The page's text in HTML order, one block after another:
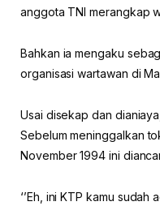
anggota TNI merangkap
Bahkan ia mengaku
organisasi wartawan di
Usai disekap dan
Sebelum meninggalkan
November 1994 ini
‘’Eh, ini KTP kamu